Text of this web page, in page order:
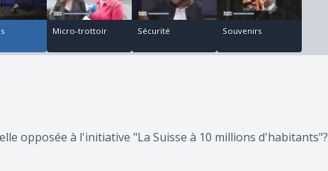
Micro-trottoir Sécurité Souvenirs
opposée à l'initiative "La Suisse à 10 millions d'habitants"?